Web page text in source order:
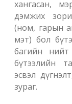
хангасан,
дэмжих
(ном, гарын
мэт) бол
багийн нийт
бүтээлийн
эсвэл
зураг.